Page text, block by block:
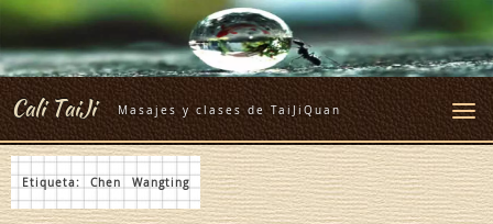
Skip
Cali TaiJi Masajes y clases de TaiJiQuan
Etiqueta:Chen Wangting